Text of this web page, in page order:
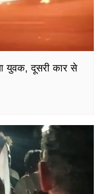
युवक, दूसरी कार से